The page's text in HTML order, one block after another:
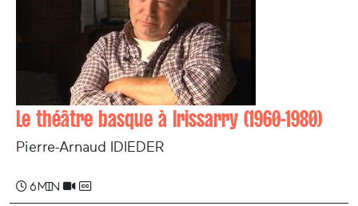
Le théâtre basque à Irissarry (1960-1980)
Pierre-Arnaud IDIEDER
6 min